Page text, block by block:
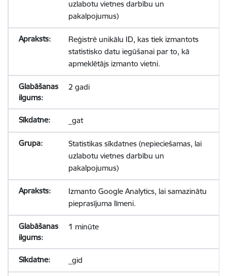
uzlabotu vietnes darbību un
pakalpojumus)
Reģistrē unikālu ID, kas tiek izmantots
statistisko datu iegūšanai par to, kā
apmeklētājs izmanto vietni.
2 gadi
_gat
Statistikas sīkdatnes (nepieciešamas, lai
uzlabotu vietnes darbību un
pakalpojumus)
Izmanto Google Analytics, lai samazinātu
pieprasījuma līmeni.
1 minūte
_gid